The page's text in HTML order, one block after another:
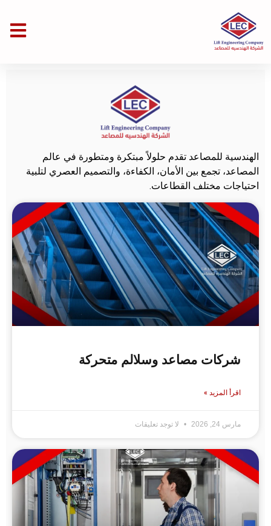
الهندسية للمصاعد تقدم حلولاً مبتكرة ومتطورة في عالم
المصاعد، تجمع بين الأمان، الكفاءة، والتصميم العصري لتلبية
احتياجات مختلف القطاعات.
شركات مصاعد وسلالم متحركة
اقرأ المزيد »
مارس 24, 2026 لا توجد تعليقات